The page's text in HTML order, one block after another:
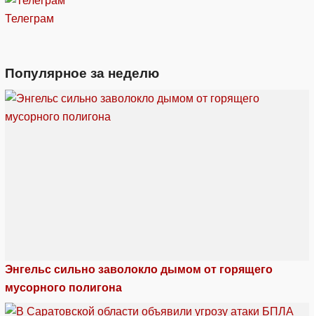
Телеграм
Популярное за неделю
Энгельс сильно заволокло дымом от горящего
мусорного полигона